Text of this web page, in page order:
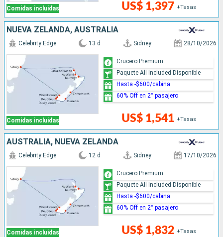
Comidas incluidas US$ 1,397 +Tasas
NUEVA ZELANDA, AUSTRALIA
Comidas incluidas
Celebrity Edge 13 d Sidney 28/10/2026
US$ 1,541 +Tasas
Crucero Premium
Paquete All Included Disponible
Hasta -$600/cabina
60% Off en 2° pasajero
AUSTRALIA, NUEVA ZELANDA
Comidas incluidas
Celebrity Edge 12 d Sidney 17/10/2026
US$ 1,832 +Tasas
Crucero Premium
Paquete All Included Disponible
Hasta -$600/cabina
60% Off en 2° pasajero